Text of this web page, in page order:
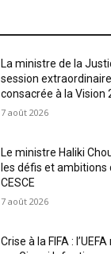
La ministre de la
session
consacrée à la Vision
7 août 2026
Le ministre Haliki
les défis et ambitions
CESCE
7 août 2026
Crise à la FIFA :